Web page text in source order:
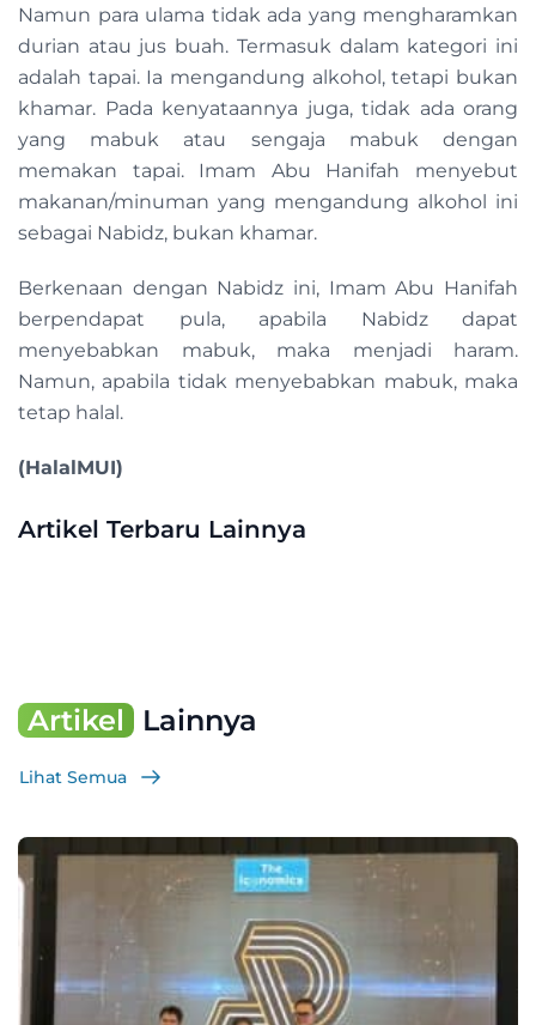
Namun para ulama tidak ada yang mengharamkan
durian atau jus buah. Termasuk dalam kategori ini
adalah tapai. Ia mengandung alkohol, tetapi bukan
khamar. Pada kenyataannya juga, tidak ada orang
yang mabuk atau sengaja mabuk dengan
memakan tapai. Imam Abu Hanifah menyebut
makanan/minuman yang mengandung alkohol ini
sebagai Nabidz, bukan khamar.
Berkenaan dengan Nabidz ini, Imam Abu Hanifah
berpendapat pula, apabila Nabidz dapat
menyebabkan mabuk, maka menjadi haram.
Namun, apabila tidak menyebabkan mabuk, maka
tetap halal.
(HalalMUI)
Artikel Terbaru Lainnya
Artikel Lainnya
Lihat Semua